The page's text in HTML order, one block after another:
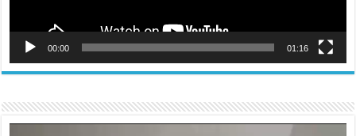
00:00 01:16
Reproductor